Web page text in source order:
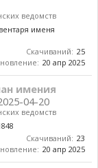
ведомств
именя
Скачиваний: 25
20 апр 2025
имения
04-20
ведомств
Скачиваний: 23
20 апр 2025